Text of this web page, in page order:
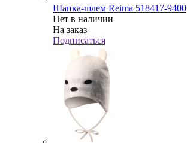
Шапка-шлем Reima 518417-9400
Нет в наличии
На заказ
Подписаться